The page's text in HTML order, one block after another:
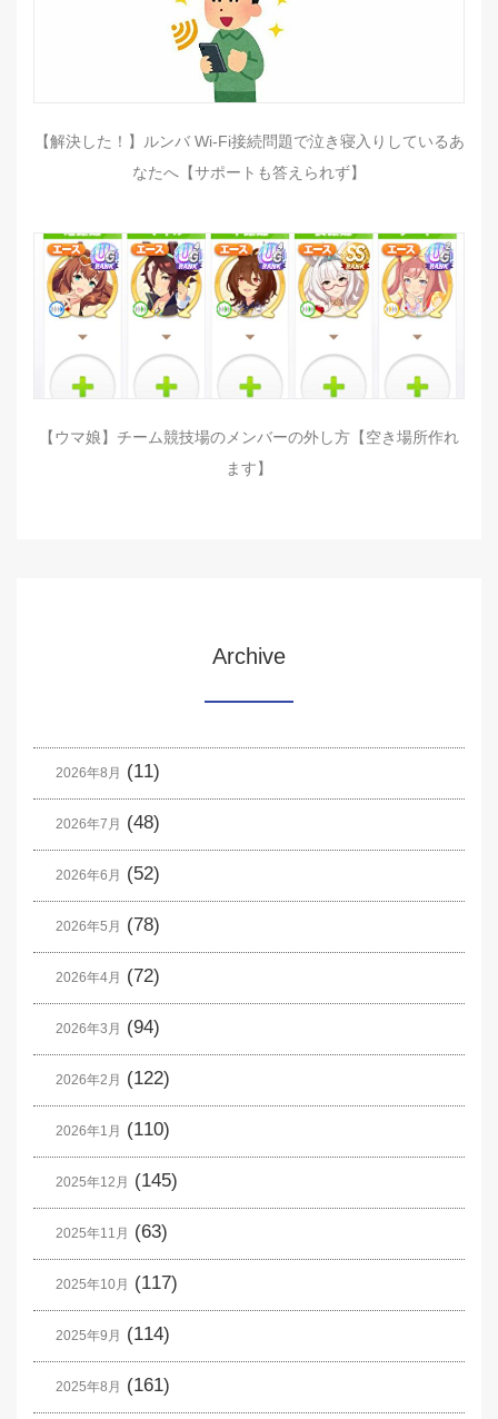
【解決した！】ルンバ Wi-Fi接続問題で泣き寝入りしているあ
なたへ【サポートも答えられず】
【ウマ娘】チーム競技場のメンバーの外し方【空き場所作れ
ます】
Archive
2026年8月 (11)
2026年7月 (48)
2026年6月 (52)
2026年5月 (78)
2026年4月 (72)
2026年3月 (94)
2026年2月 (122)
2026年1月 (110)
2025年12月 (145)
2025年11月 (63)
2025年10月 (117)
2025年9月 (114)
2025年8月 (161)